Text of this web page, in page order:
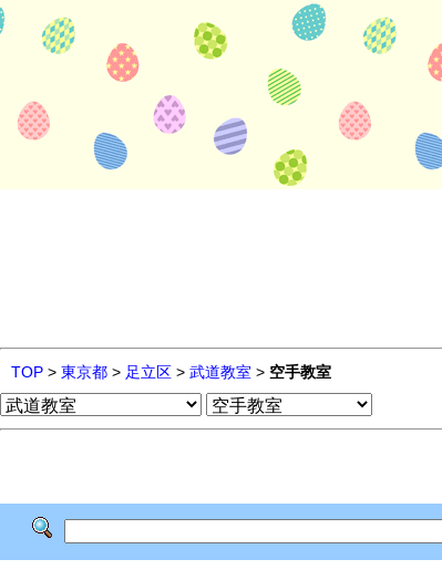
TOP > 東京都 > 足立区 > 武道教室 > 空手教室